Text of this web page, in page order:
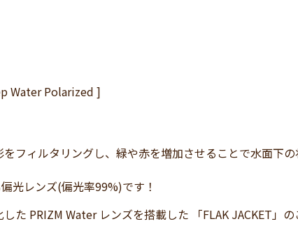
Water Polarized ]
フィルタリングし、緑や赤を増加させることで水面下
光レンズ(偏光率99%)です！
た PRIZM Water レンズを搭載した 「FLAK JACKET」の